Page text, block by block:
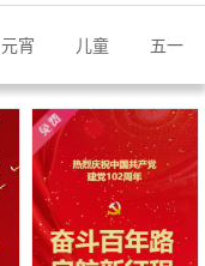
元宵 儿童 五一